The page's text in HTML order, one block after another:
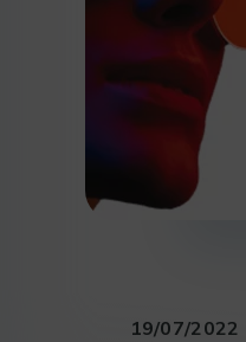
19/07/2022